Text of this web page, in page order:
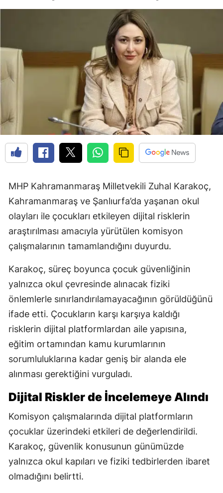
MHP Kahramanmaraş Milletvekili Zuhal Karakoç,
Kahramanmaraş ve Şanlıurfa’da yaşanan okul
olayları ile çocukları etkileyen dijital risklerin
araştırılması amacıyla yürütülen komisyon
çalışmalarının tamamlandığını duyurdu.
Karakoç, süreç boyunca çocuk güvenliğinin
yalnızca okul çevresinde alınacak fiziki
önlemlerle sınırlandırılamayacağının görüldüğünü
ifade etti. Çocukların karşı karşıya kaldığı
risklerin dijital platformlardan aile yapısına,
eğitim ortamından kamu kurumlarının
sorumluluklarına kadar geniş bir alanda ele
alınması gerektiğini vurguladı.
Dijital Riskler de İncelemeye Alındı
Komisyon çalışmalarında dijital platformların
çocuklar üzerindeki etkileri de değerlendirildi.
Karakoç, güvenlik konusunun günümüzde
yalnızca okul kapıları ve fiziki tedbirlerden ibaret
olmadığını belirtti.